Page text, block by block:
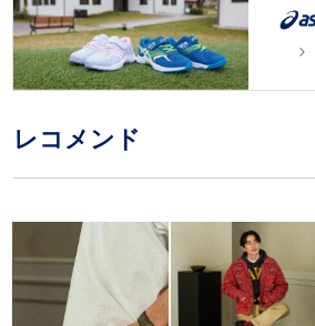
レコメンド